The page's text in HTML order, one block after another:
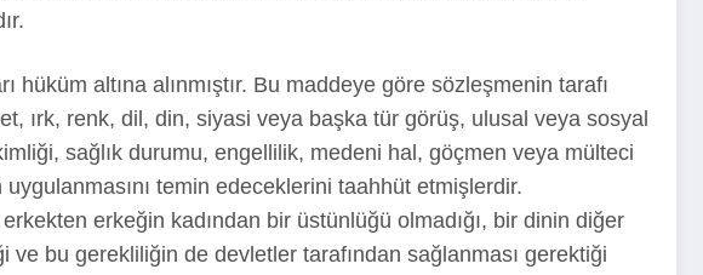
altına alınmıştır. Bu maddeye göre sözleşmenin tarafı
ırk, renk, dil, din, siyasi veya başka tür görüş, ulusal veya sosyal
sağlık durumu, engellilik, medeni hal, göçmen veya mülteci
temin edeceklerini taahhüt etmişlerdir.
erkeğin kadından bir üstünlüğü olmadığı, bir dinin diğer
bu gerekliliğin de devletler tarafından sağlanması gerektiği